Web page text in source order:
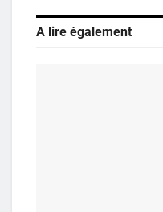
A lire également